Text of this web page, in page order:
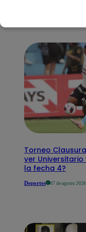
Torneo
ver
la fecha 4?
Deportes 07 de agosto 2026